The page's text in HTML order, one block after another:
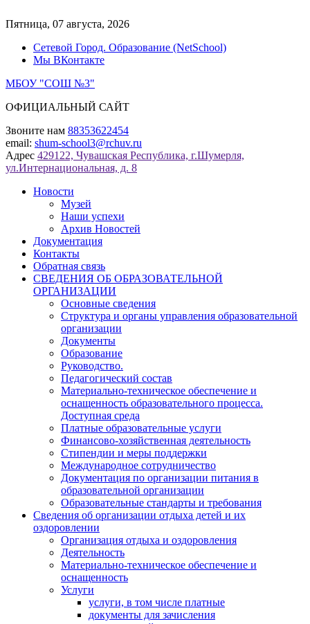
к
Пятница, 07 августа, 2026
Сетевой Город. Образование (NetSchool)
Мы ВКонтакте
МБОУ "СОШ №3"
ОФИЦИАЛЬНЫЙ САЙТ
Звоните нам 88353622454
email: shum-school3@rchuv.ru
Адрес 429122, Чувашская Республика, г.Шумерля,
ул.Интернациональная, д. 8
Новости
Музей
Наши успехи
Архив Новостей
Документация
Контакты
Обратная связь
СВЕДЕНИЯ ОБ ОБРАЗОВАТЕЛЬНОЙ
ОРГАНИЗАЦИИ
Основные сведения
Структура и органы управления образовательной
организации
Документы
Образование
Руководство.
Педагогический состав
Материально-техническое обеспечение и
оснащенность образовательного процесса.
Доступная среда
Платные образовательные услуги
Финансово-хозяйственная деятельность
Стипендии и меры поддержки
Международное сотрудничество
Документация по организации питания в
образовательной организации
Образовательные стандарты и требования
Сведения об организации отдыха детей и их
оздоровлении
Организация отдыха и оздоровления
Деятельность
Материально-техническое обеспечение и
оснащенность
Услуги
услуги, в том числе платные
документы для зачисления